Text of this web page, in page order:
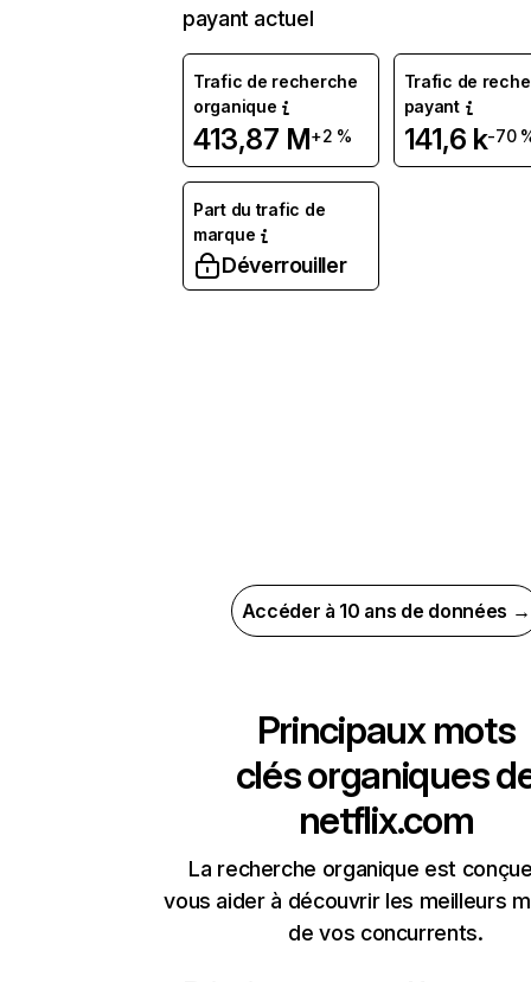
payant actuel
Trafic de recherche
organique
413,87 M+2 %
Trafic de
payant
141,6 k-70
Part du trafic de
marque
Déverrouiller
Accéder à 10 ans de données →
Principaux mots
clés organiques
netflix.com
La recherche organique est
vous aider à découvrir les meilleurs
de vos concurrents.